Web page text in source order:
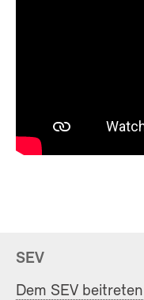
SEV
Dem SEV beitreten